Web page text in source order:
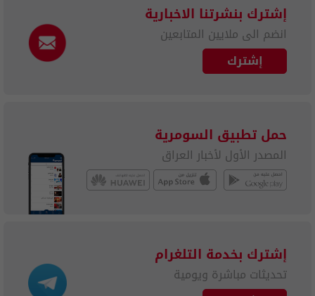
إشترك بنشرتنا الاخبارية
انضم الى ملايين المتابعين
إشترك
حمل تطبيق السومرية
المصدر الأول لأخبار العراق
إشترك بخدمة التلغرام
تحديثات مباشرة ويومية